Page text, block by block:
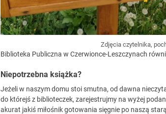
Zdjęcia czytelnika,
Biblioteka Publiczna w Czerwionce-Leszczynach
Niepotrzebna książka?
Jeżeli w naszym domu stoi smutna, od dawna
do którejś z biblioteczek, zarejestrujmy na wyżej
akurat jakiś miłośnik gotowania sięgnie po naszą